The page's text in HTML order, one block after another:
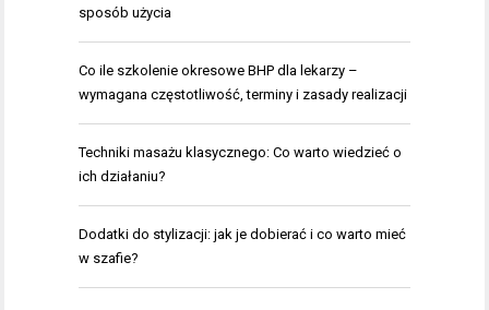
sposób użycia
Co ile szkolenie okresowe BHP dla lekarzy –
wymagana częstotliwość, terminy i zasady realizacji
Techniki masażu klasycznego: Co warto wiedzieć o
ich działaniu?
Dodatki do stylizacji: jak je dobierać i co warto mieć
w szafie?